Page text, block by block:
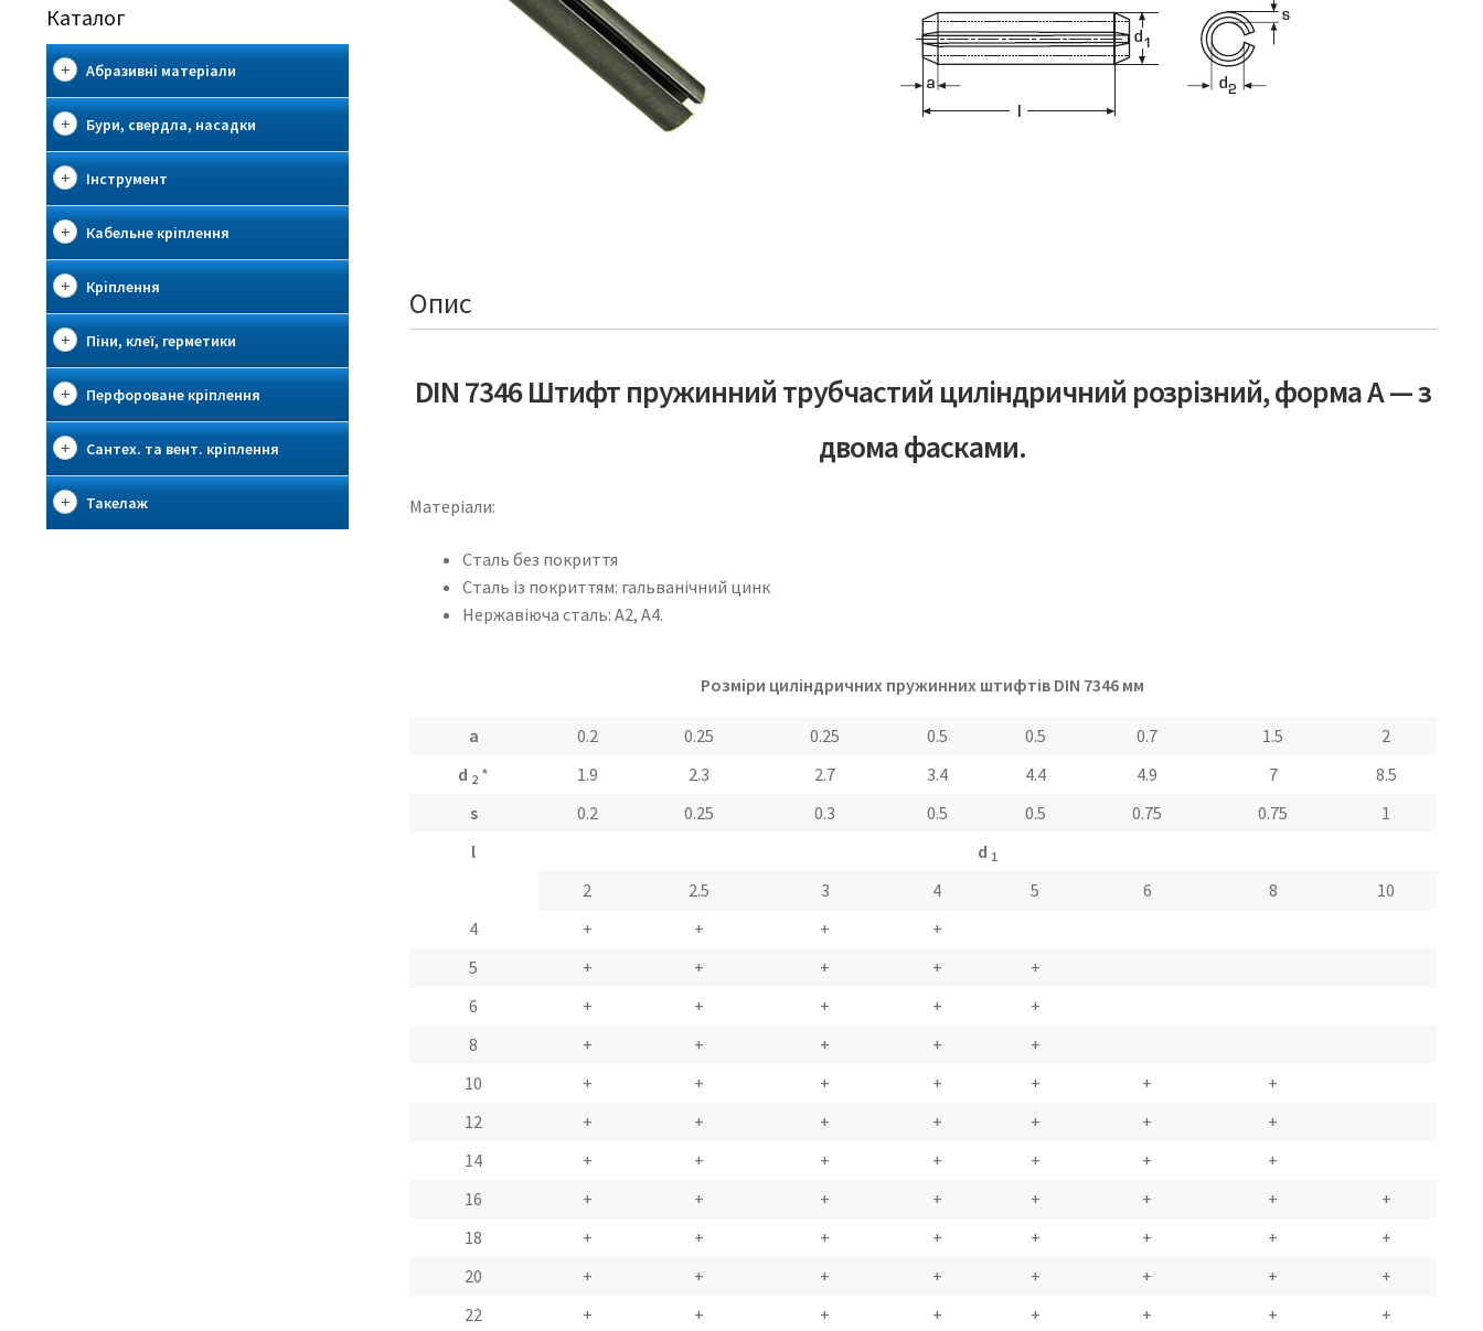
Опис
DIN 7346 Штифт пружинний трубчастий циліндричний розрізний, форма А — з
двома фасками.
Матеріали:
Сталь без покриття
Сталь із покриттям: гальванічний цинк
Нержавіюча сталь: А2, А4.
Розміри циліндричних пружинних штифтів DIN 7346 мм
a 0.2 0.25 0.25 0.5 0.5 0.7 1.5
2
d 2 * 1.9 2.3 2.7 3.4 4.4 4.9 7
8.5
s
0.2 0.25 0.3 0.5 0.5 0.75 0.75
1
l
d 1
2 2.5 3 4 5 6 8
10
4
+ + +
+
5
+ + + +
+
6
+ + + +
+
8
+ + + +
+
10
+ + + + + +
+
12
+ + + + + +
+
14
+ + + + + +
+
16
+ + + + + + +
+
18
+ + + + + + +
+
20
+ + + + + + +
+
22
+ + + + + + +
+
Каталог
Абразивні матеріали
Бури, свердла, насадки
Інструмент
Кабельне кріплення
Кріплення
Піни, клеї, герметики
Перфороване кріплення
Сантех. та вент. кріплення
Такелаж